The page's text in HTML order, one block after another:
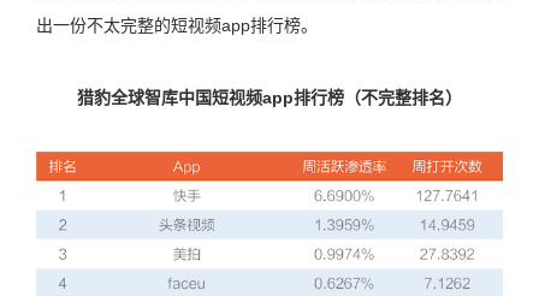
出一份不太完整的短视频app排行榜。
猎豹全球智库中国短视频app排行榜（不完整排名）